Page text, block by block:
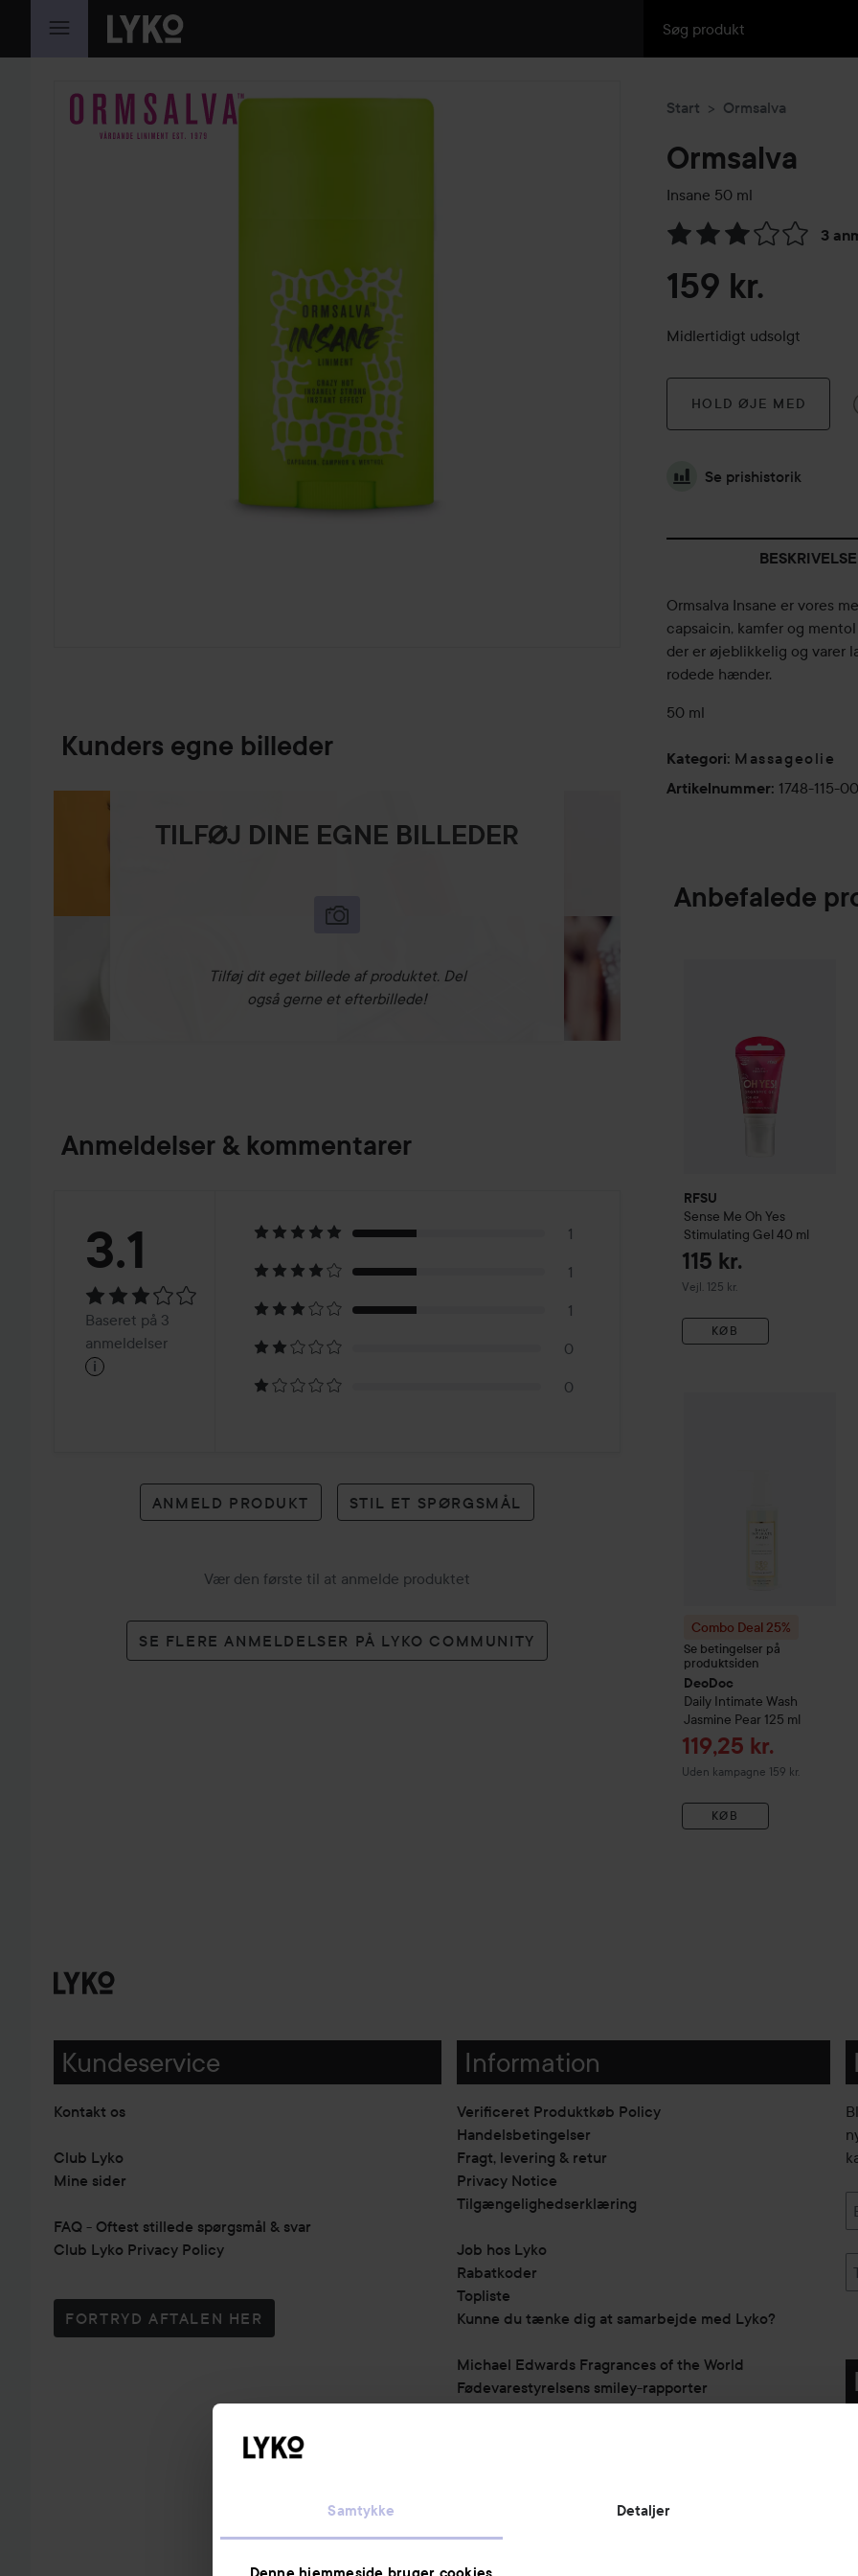
Samtykke Detaljer
GÅ TIL INDHOLD
Kunders egne billeder
TILFØJ DINE EGNE BILLEDER
Tilføj dit eget billede af produktet. Del
også gerne et efterbillede!
Anmeldelser & kommentarer
Bedømmelse:
3.1Baseret
på
anmeldelser
3.1
Baseret på 3
anmeldelser
i
1
1
1
0
0
ANMELD PRODUKT STIL ET SPØRGSMÅL
Vær den første til at anmelde produktet
SE FLERE ANMELDELSER PÅ LYKO COMMUNITY
Start Ormsalva
Ormsalva
Insane 50 ml
3
Gå til Anmeldelser &
159 kr.
Midlertidigt udsolgt
HOLD ØJE MED
Se prishistorik
BESKRIVELSE
Ormsalva Insane er vores
capsaicin, kamfer og
der er øjeblikkelig og varer
rodede hænder.
50 ml
Kategori: Massageolie
Artikelnummer: 1748-115-
Anbefalede
RFSU
Sense Me Oh Yes
Stimulating Gel 40 ml
115 kr.
Vejl. 125 kr.
Vejledende pris 125 kr.
KØB
Combo Deal 25%
Se betingelser på
produktsiden
DeoDoc
Daily Intimate Wash
Jasmine Pear 125 ml
Tilbudspris
119,25 kr.
Uden kampagne 159 kr.
KØB
Kundeservice
Kontakt os
Club Lyko
Mine sider
FAQ - Oftest stillede spørgsmål & svar
Club Lyko Privacy Policy
FORTRYD AFTALEN HER
Information
Verificeret Produktkøb Policy
Handelsbetingelser
Fragt, levering & retur
Privacy Notice
Tilgængelighedserklæring
Job hos Lyko
Rabatkoder
Topliste
Kunne du tænke dig at samarbejde med Lyko?
Michael Edwards Fragrances of the World
Fødevarestyrelsens smiley-rapporter
CVR nr.: 40753613